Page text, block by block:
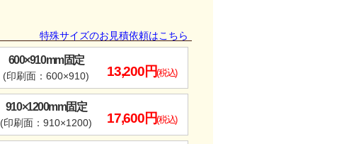
特殊サイズのお見積依頼はこちら
600×910mm固定
(印刷面：600×910) 13,200円(税込)
910×1200mm固定
(印刷面：910×1200) 17,600円(税込)